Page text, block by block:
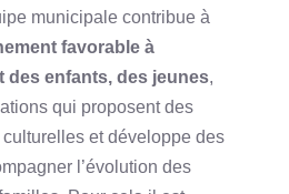
municipale contribue à
favorable à
des enfants, des jeunes,
qui proposent des
et développe des
l’évolution des